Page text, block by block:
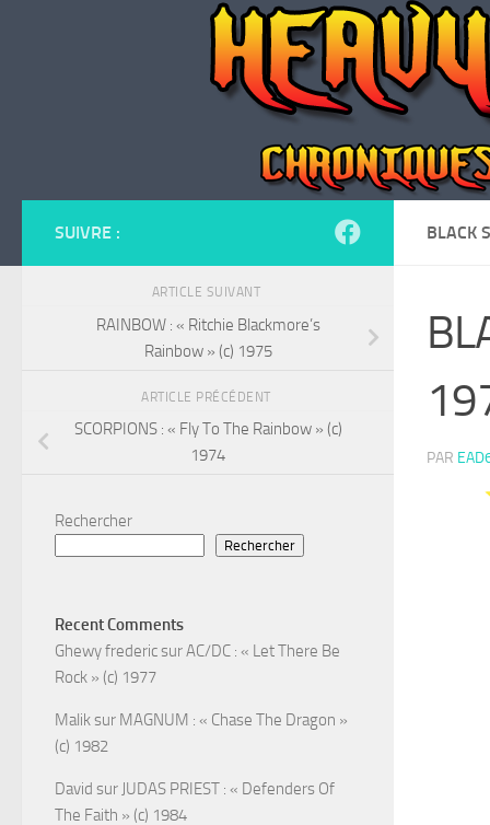
BLACK
PAR
SUIVRE :
ARTICLE SUIVANT
RAINBOW : « Ritchie Blackmore’s
Rainbow » (c) 1975
ARTICLE PRÉCÉDENT
SCORPIONS : « Fly To The Rainbow » (c)
1974
Rechercher
Rechercher
Recent Comments
Ghewy fredericsurAC/DC : « Let There Be
Rock » (c) 1977
Maliksur MAGNUM : « Chase The Dragon »
(c) 1982
David sur JUDAS PRIEST : « Defenders Of
The Faith » (c) 1984